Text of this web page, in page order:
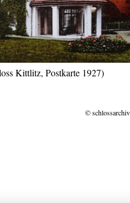
Kittlitz, Postkarte 1927)
©